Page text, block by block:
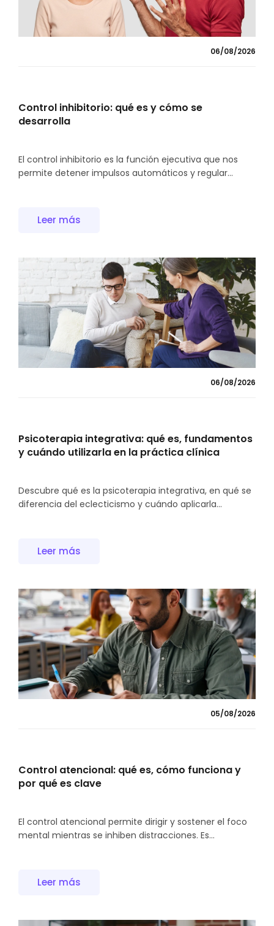
06/08/2026
Control inhibitorio: qué es y cómo se
desarrolla
El control inhibitorio es la función ejecutiva que nos
permite detener impulsos automáticos y regular...
Leer más
06/08/2026
Psicoterapia integrativa: qué es, fundamentos
y cuándo utilizarla en la práctica clínica
Descubre qué es la psicoterapia integrativa, en qué se
diferencia del eclecticismo y cuándo aplicarla...
Leer más
05/08/2026
Control atencional: qué es, cómo funciona y
por qué es clave
El control atencional permite dirigir y sostener el foco
mental mientras se inhiben distracciones. Es...
Leer más